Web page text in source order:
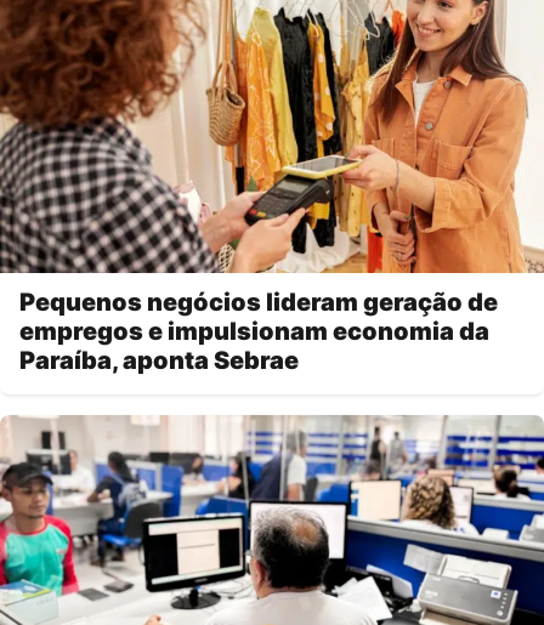
Pequenos negócios lideram geração de
empregos e impulsionam economia da
Paraíba, aponta Sebrae